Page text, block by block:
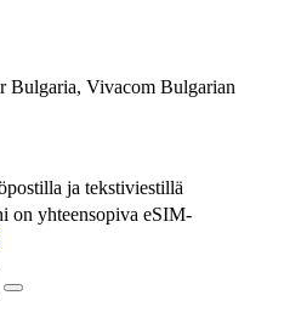
Bulgaria, Vivacom Bulgarian
ja tekstiviestillä
on yhteensopiva eSIM-